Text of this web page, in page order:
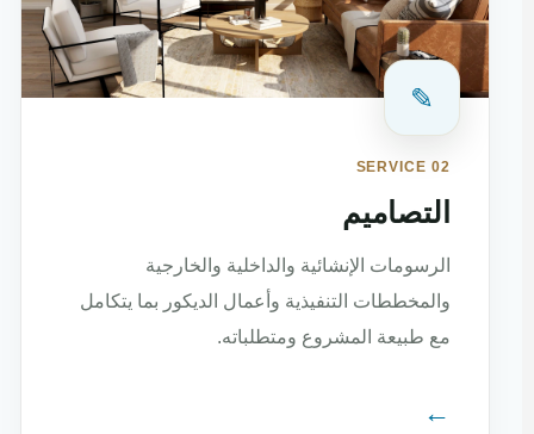
✎
SERVICE 02
التصاميم
الرسومات الإنشائية والداخلية والخارجية
والمخططات التنفيذية وأعمال الديكور بما يتكامل
مع طبيعة المشروع ومتطلباته.
←